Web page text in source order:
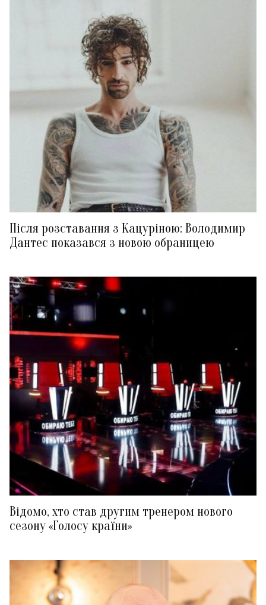
Після розставання з Кацуріною: Володимир
Дантес показався з новою обраницею
Відомо, хто став другим тренером нового
сезону «Голосу країни»